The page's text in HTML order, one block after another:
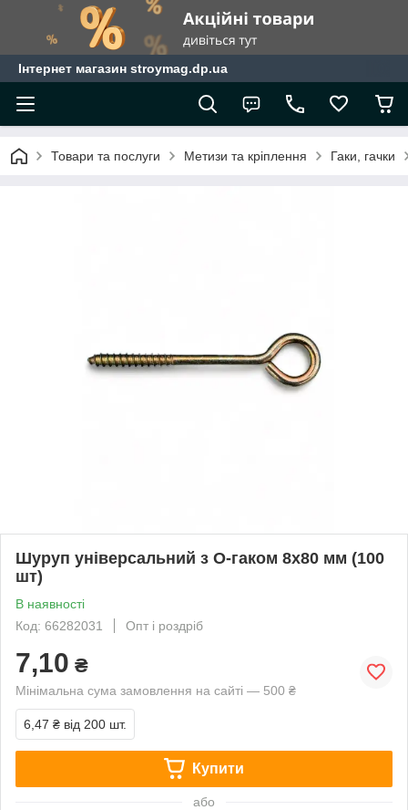
Інтернет магазин stroymag.dp.ua
Товари та послуги Метизи та кріплення Гаки, гачки
Шуруп універсальний з О-гаком 8х80 мм (100
шт)
В наявності
Код: 66282031
Опт і роздріб
7,10 ₴
Мінімальна сума замовлення на сайті — 500 ₴
6,47 ₴ від 200 шт.
Купити
або